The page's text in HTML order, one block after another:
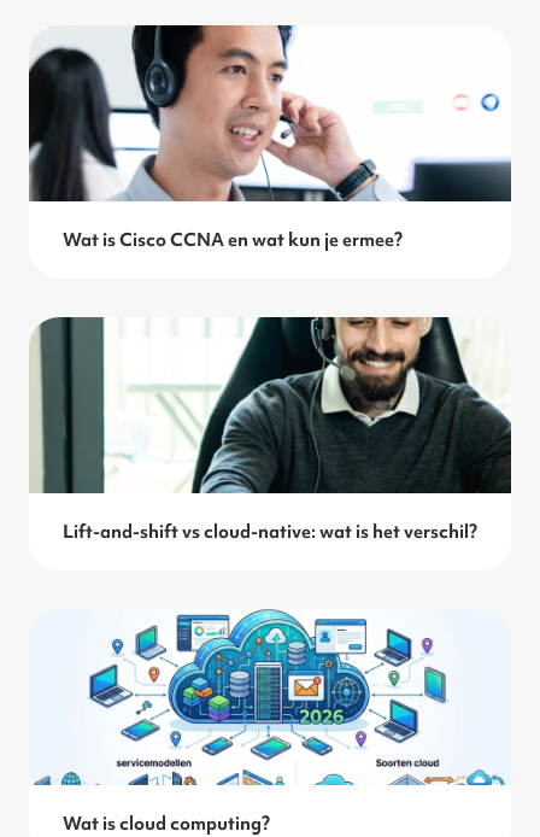
Wat is Cisco CCNA en wat kun je ermee?
Lift-and-shift vs cloud-native: wat is het verschil?
Wat is cloud computing?